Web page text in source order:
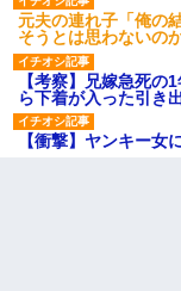
元夫の連れ子「俺の
そうとは思わない
【考察】兄嫁急死の
ら下着が入った引き
【衝撃】ヤンキー女